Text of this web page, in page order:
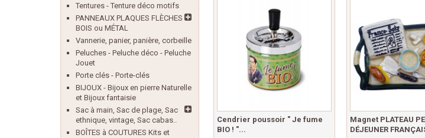
Tentures - Tenture déco motifs
PANNEAUX PLAQUES FLÈCHES
BOIS ou MÉTAL
Vannerie, panier, panière, corbeille
Peluches - Peluche déco - Peluche
Jouet
Porte clés - Porte-clés
BIJOUX - Bijoux en pierre Naturelle
et Bijoux fantaisie
Sac à main, Sac de plage, Sac
ethnique, vintage, Sac cabas..
BOÎTES à COUTURES Kits et
Cendrier poussoir " Je fume
BIO ! "...
Magnet PLATEAU
DÉJEUNER